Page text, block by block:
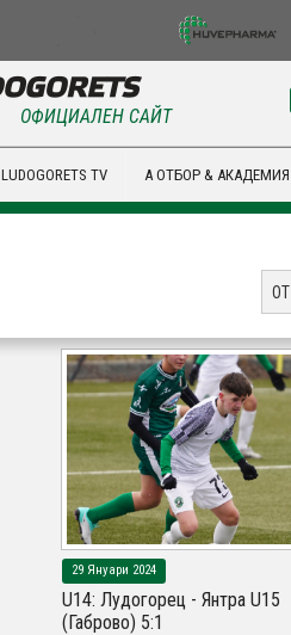
ОФИЦИАЛЕН САЙТ
LUDOGORETS TV А ОТБОР & АКАДЕМИЯ
ОТ
29 Януари 2024
U14: Лудогорец - Янтра U15
(Габрово) 5:1